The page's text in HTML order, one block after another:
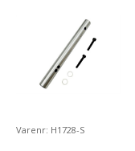
Varenr: H1728-S